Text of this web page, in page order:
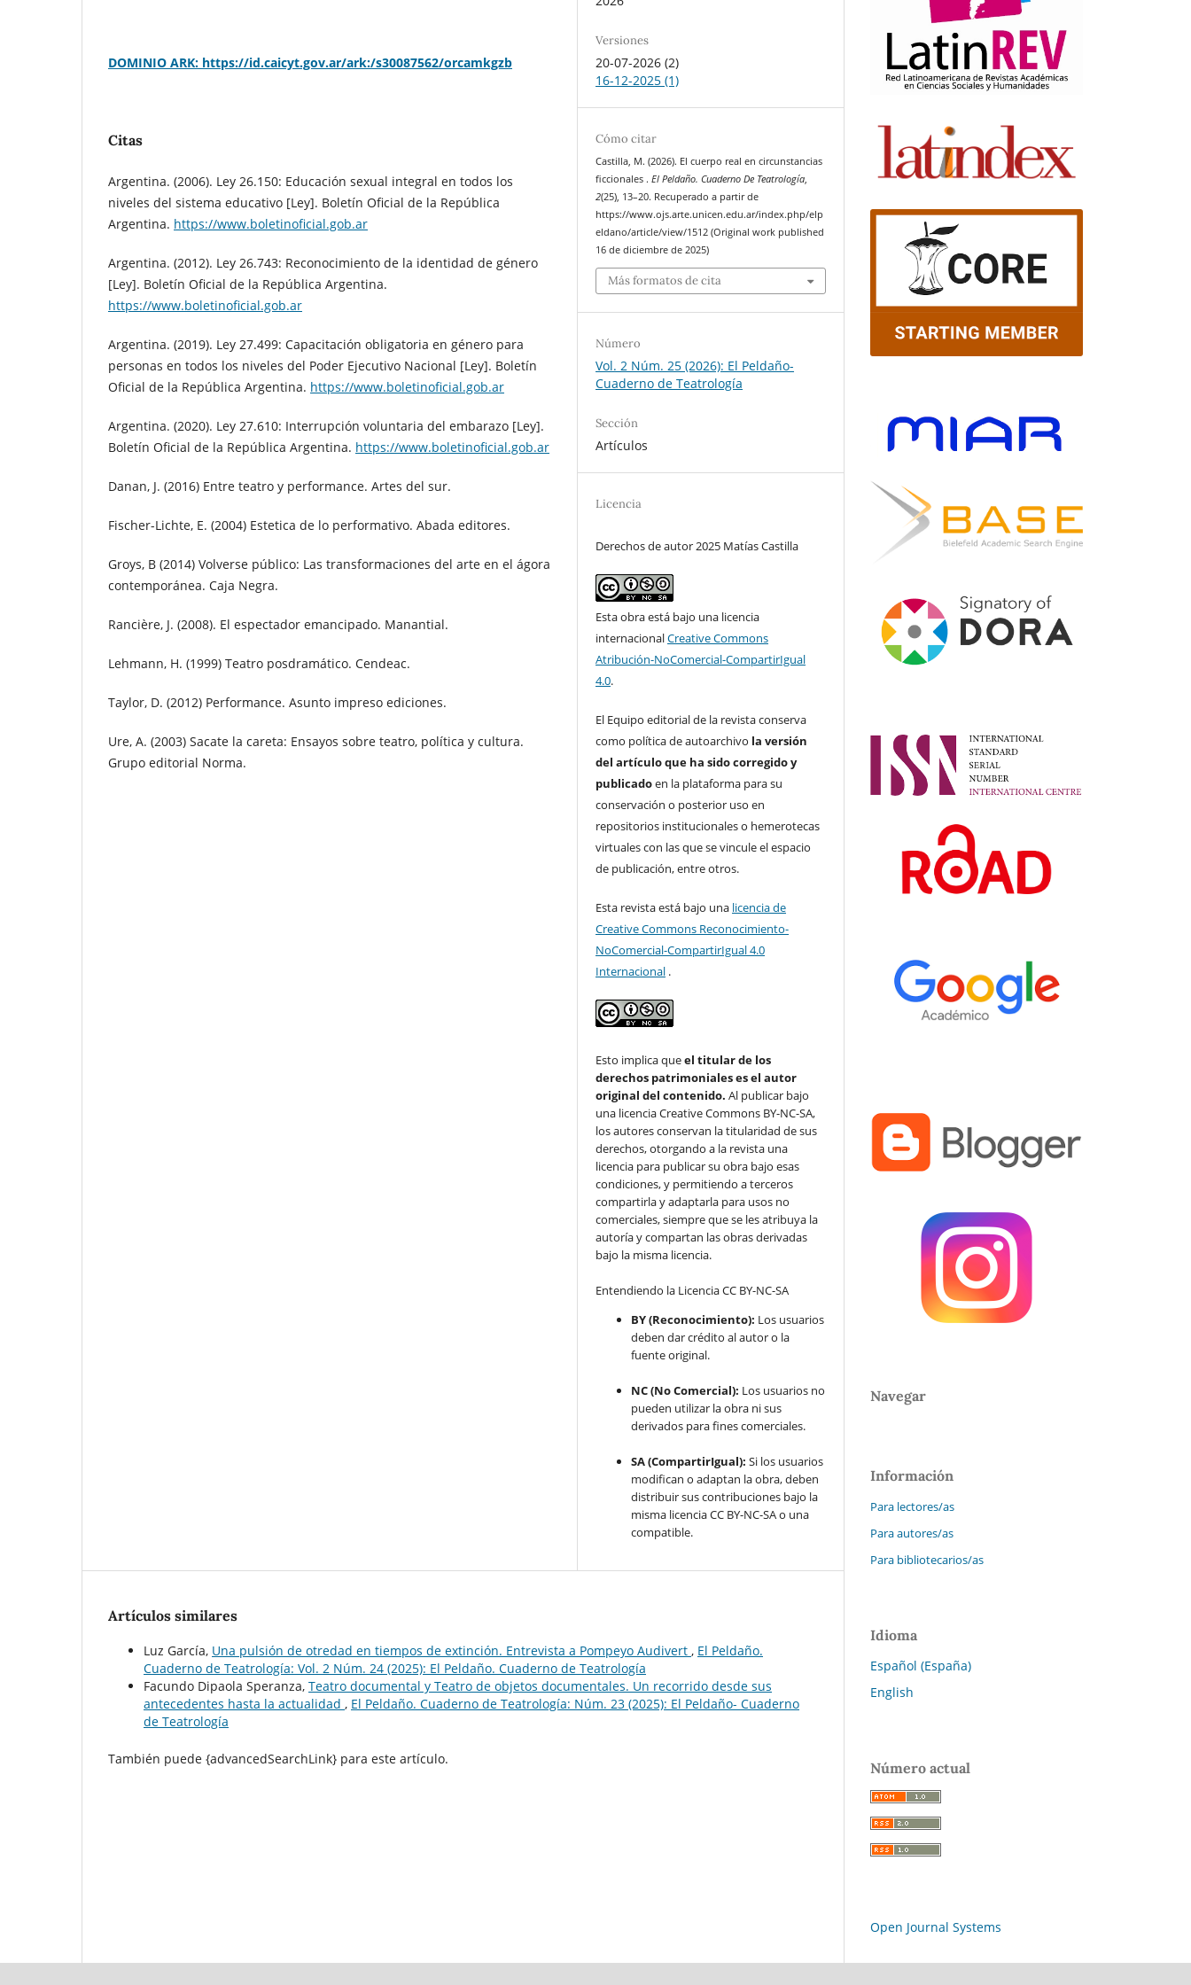
DOMINIO ARK: https://id.caicyt.gov.ar/ark:/s30087562/orcamkgzb
Citas
Argentina. (2006). Ley 26.150: Educación sexual integral en todos los
niveles del sistema educativo [Ley]. Boletín Oficial de la República
Argentina. https://www.boletinoficial.gob.ar
Argentina. (2012). Ley 26.743: Reconocimiento de la identidad de género
[Ley]. Boletín Oficial de la República Argentina.
https://www.boletinoficial.gob.ar
Argentina. (2019). Ley 27.499: Capacitación obligatoria en género para
personas en todos los niveles del Poder Ejecutivo Nacional [Ley]. Boletín
Oficial de la República Argentina. https://www.boletinoficial.gob.ar
Argentina. (2020). Ley 27.610: Interrupción voluntaria del embarazo [Ley].
Boletín Oficial de la República Argentina. https://www.boletinoficial.gob.ar
Danan, J. (2016) Entre teatro y performance. Artes del sur.
Fischer-Lichte, E. (2004) Estetica de lo performativo. Abada editores.
Groys, B (2014) Volverse público: Las transformaciones del arte en el ágora
contemporánea. Caja Negra.
Rancière, J. (2008). El espectador emancipado. Manantial.
Lehmann, H. (1999) Teatro posdramático. Cendeac.
Taylor, D. (2012) Performance. Asunto impreso ediciones.
Ure, A. (2003) Sacate la careta: Ensayos sobre teatro, política y cultura.
Grupo editorial Norma.
Versiones
20-07-2026 (2)
16-12-2025 (1)
Cómo citar
Castilla, M. (2026). El cuerpo real en circunstancias
ficcionales .El Peldaño. Cuaderno De Teatrología
2(25), 13–20. Recuperado a partir de
https://www.ojs.arte.unicen.edu.ar/index.php/elp
eldano/article/view/1512 (Original work published
16 de diciembre de 2025)
Más formatos de cita
Número
Vol. 2 Núm. 25 (2026): El Peldaño-
Cuaderno de Teatrología
Sección
Artículos
Licencia
Derechos de autor 2025 Matías Castilla
Esta obra está bajo una licencia
internacionalCreative Commons
Atribución-NoComercial-CompartirIgual
4.0.
El Equipo editorial de la revista conserva
como política de autoarchivo la versión
del artículo que ha sido corregido y
publicadoen la plataforma para su
conservación o posterior uso en
repositorios institucionales o hemerotecas
virtuales con las que se vincule el espacio
de publicación, entre otros.
Esta revista está bajo una licencia de
Creative Commons Reconocimiento-
NoComercial-CompartirIgual 4.0
Internacional .
Esto implica queel titular de los
derechos patrimoniales es el autor
original del contenido. Al publicar bajo
una licencia Creative Commons BY-NC-SA,
los autores conservan la titularidad de sus
derechos, otorgando a la revista una
licencia para publicar su obra bajo esas
condiciones, y permitiendo a terceros
compartirla y adaptarla para usos no
comerciales, siempre que se les atribuya la
autoría y compartan las obras derivadas
bajo la misma licencia.
Entendiendo la Licencia CC BY-NC-SA
BY (Reconocimiento): Los usuarios
deben dar crédito al autor o la
fuente original.
NC (No Comercial): Los usuarios no
pueden utilizar la obra ni sus
derivados para fines comerciales.
SA (CompartirIgual): Si los usuarios
modifican o adaptan la obra, deben
distribuir sus contribuciones bajo la
misma licencia CC BY-NC-SA o una
compatible.
Artículos similares
Luz García, Una pulsión de otredad en tiempos de extinción. Entrevista a Pompeyo Audivert , El Peldaño.
Cuaderno de Teatrología: Vol. 2 Núm. 24 (2025): El Peldaño. Cuaderno de Teatrología
Facundo Dipaola Speranza, Teatro documental y Teatro de objetos documentales. Un recorrido desde sus
antecedentes hasta la actualidad , El Peldaño. Cuaderno de Teatrología: Núm. 23 (2025): El Peldaño- Cuaderno
de Teatrología
También puede {advancedSearchLink} para este artículo.
Navegar
Información
Para lectores/as
Para autores/as
Para bibliotecarios/as
Idioma
Español (España)
English
Número actual
Open Journal Systems